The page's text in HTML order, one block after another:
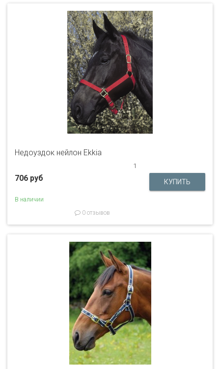
Недоуздок нейлон Ekkia
1
706 руб
В наличии
0 отзывов